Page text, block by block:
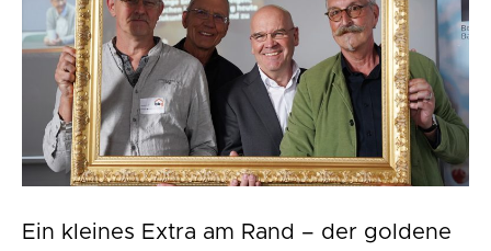
Ein kleines Extra am Rand – der goldene